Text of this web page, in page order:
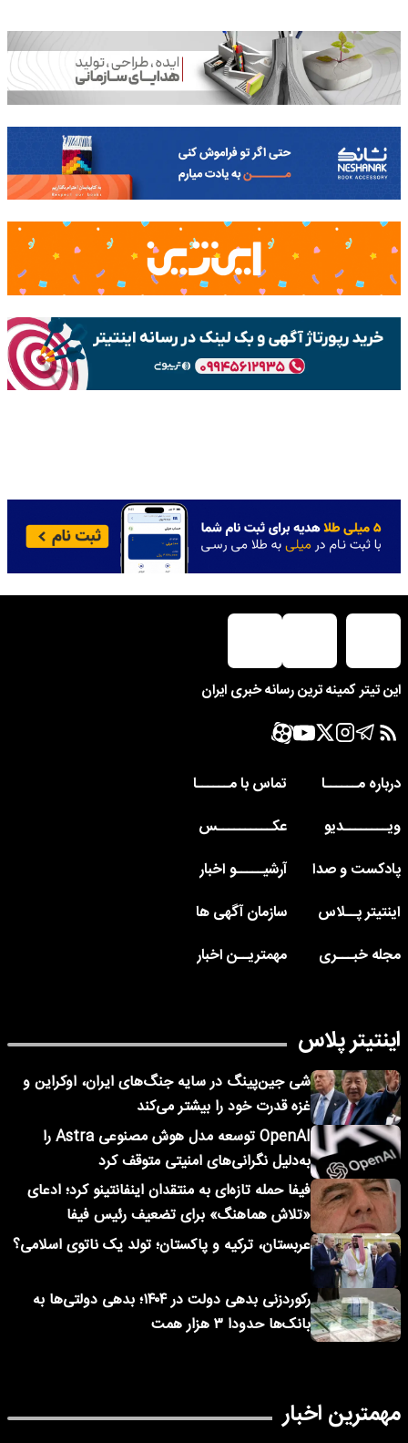
این تیتر کمینه ترین رسانه خبری ایران
درباره مــــــا
تماس با مــــــا
ویــــــــدیو
عکــــــــــس
پادکست و صدا
آرشیـــــو اخبار
اینتیتر پــلاس
سازمان آگهی ها
مجله خبـــری
مهمتریــن اخبار
اینتیتر پلاس
شی جین‌پینگ در سایه جنگ‌های ایران، اوکراین و
غزه قدرت خود را بیشتر می‌کند
OpenAI توسعه مدل هوش مصنوعی Astra را
به‌دلیل نگرانی‌های امنیتی متوقف کرد
فیفا حمله تازه‌ای به منتقدان اینفانتینو کرد؛ ادعای
«تلاش هماهنگ» برای تضعیف رئیس فیفا
عربستان، ترکیه و پاکستان؛ تولد یک ناتوی اسلامی؟
رکوردزنی بدهی دولت در ۱۴۰۴؛ بدهی دولتی‌ها به
بانک‌ها حدودا ۳ هزار همت
مهمترین اخبار